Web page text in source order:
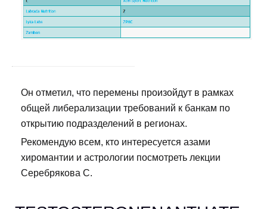
Он отметил, что перемены произойдут в рамках
общей либерализации требований к банкам по
открытию подразделений в регионах.
Рекомендую всем, кто интересуется азами
хиромантии и астрологии посмотреть лекции
Серебрякова С.